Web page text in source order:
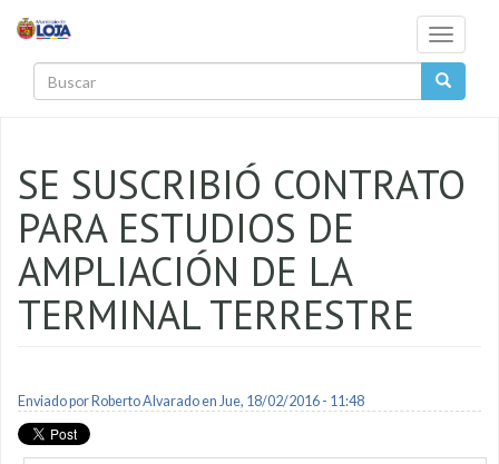
Toggle
SE SUSCRIBIÓ CONTRATO
PARA ESTUDIOS DE
AMPLIACIÓN DE LA
TERMINAL TERRESTRE
Enviado por Roberto Alvaradoen Jue, 18/02/2016 - 11:48